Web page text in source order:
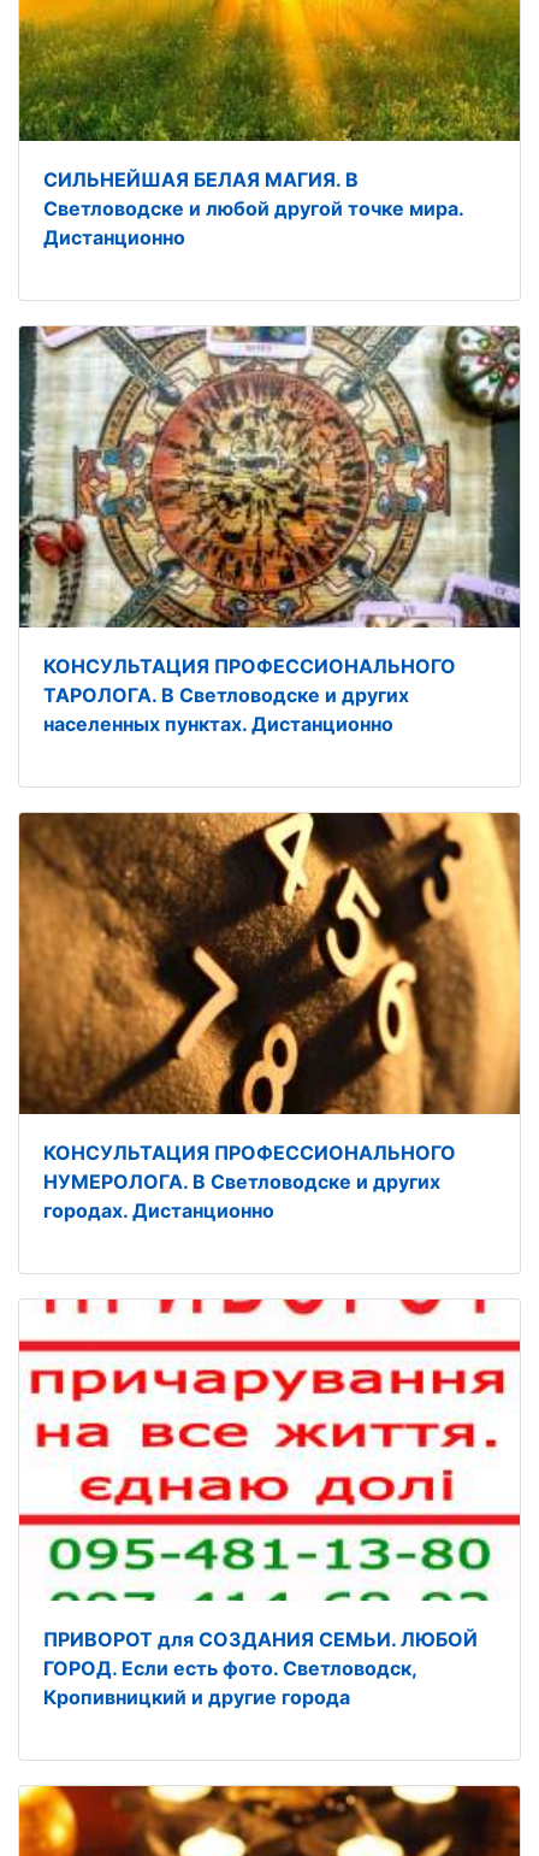
СИЛЬНЕЙШАЯ БЕЛАЯ МАГИЯ. В
Светловодске и любой другой точке мира.
Дистанционно
КОНСУЛЬТАЦИЯ ПРОФЕССИОНАЛЬНОГО
ТАРОЛОГА. В Светловодске и других
населенных пунктах. Дистанционно
КОНСУЛЬТАЦИЯ ПРОФЕССИОНАЛЬНОГО
НУМЕРОЛОГА. В Светловодске и других
городах. Дистанционно
ПРИВОРОТ для СОЗДАНИЯ СЕМЬИ. ЛЮБОЙ
ГОРОД. Если есть фото. Светловодск,
Кропивницкий и другие города